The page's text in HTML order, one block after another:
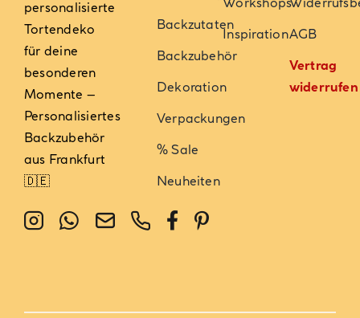
personalisierte
Tortendeko
für deine
besonderen
Momente –
Personalisiertes
Backzubehör
aus Frankfurt
🇩🇪
Backzutaten
Backzubehör
Dekoration
Verpackungen
% Sale
Neuheiten
InspirationAGB
Vertrag
widerrufen